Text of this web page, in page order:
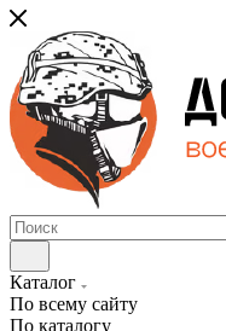
Каталог
По всему сайту
По каталогу